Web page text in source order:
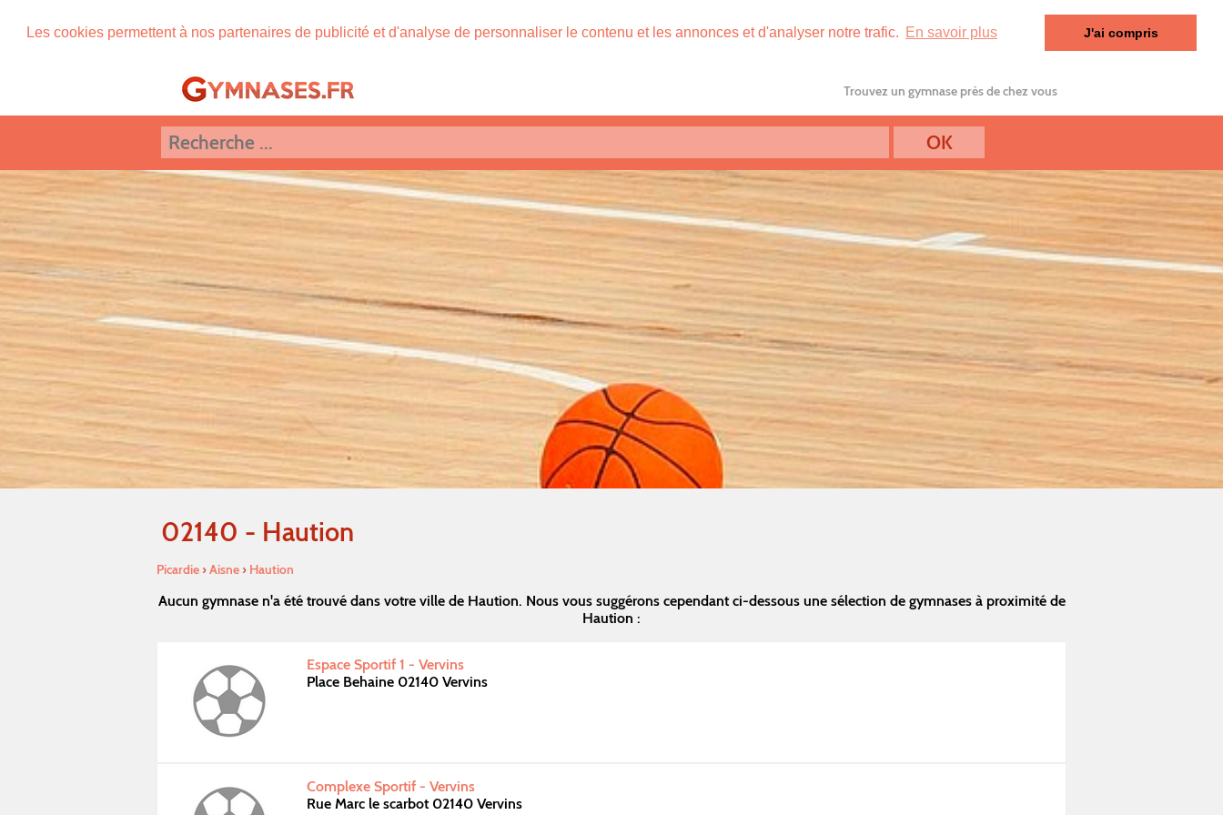
Les cookies permettent à nos partenaires de publicité et d'analyse de personnaliser le contenu et les annonces et d'analyser notre trafic. En savoir plus J'ai compris
Trouvez un gymnase près de chez vous
02140 - Haution
Picardie›Aisne› Haution
Aucun gymnase n'a été trouvé dans votre ville de Haution. Nous vous suggérons cependant ci-dessous une sélection de gymnases à proximité de
Haution :
Espace Sportif 1 - Vervins
Place Behaine 02140 Vervins
Complexe Sportif - Vervins
Rue Marc le scarbot 02140 Vervins